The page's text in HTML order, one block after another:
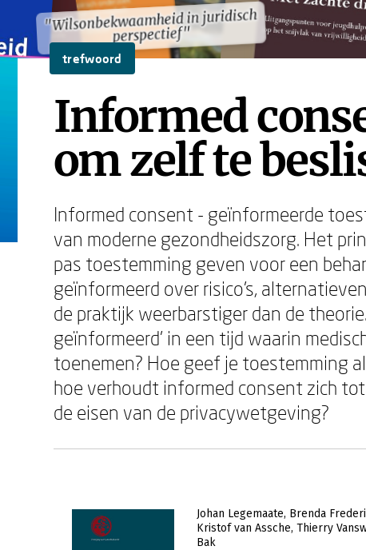
"Wilsonbekwaamheid in juridisch
perspectief"
"Wilsonbekwaamheid in juridisch
perspectief"
trefwoord
Informed
om zelf te
Informed consent - geïnformeerde
van moderne gezondheidszorg. Het
pas toestemming geven voor een
geïnformeerd over risico's,
de praktijk weerbarstiger dan de
geïnformeerd' in een tijd waarin
toenemen? Hoe geef je toestemming
hoe verhoudt informed consent zich
de eisen van de privacywetgeving?
Johan Legemaate Brenda
Kristof van Assche Thierry
Bak